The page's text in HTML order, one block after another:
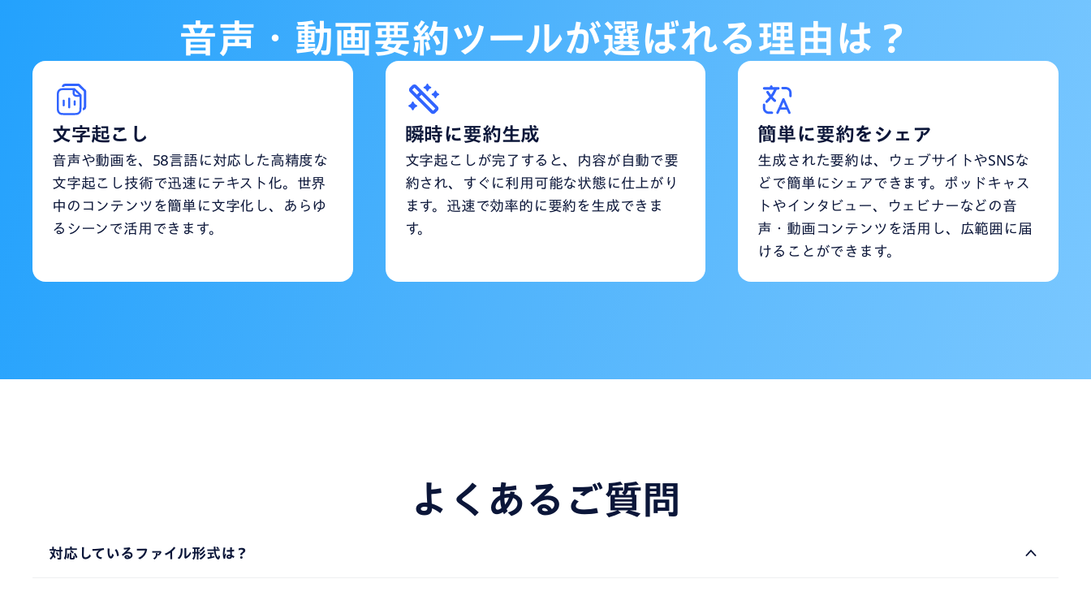
音声・動画要約ツールが選ばれる理由は？
文字起こし
音声や動画を、58言語に対応した高精度な
文字起こし技術で迅速にテキスト化。世界
中のコンテンツを簡単に文字化し、あらゆ
るシーンで活用できます。
瞬時に要約生成
文字起こしが完了すると、内容が自動で要
約され、すぐに利用可能な状態に仕上がり
ます。迅速で効率的に要約を生成できま
す。
簡単に要約をシェア
生成された要約は、ウェブサイトやSNSな
どで簡単にシェアできます。ポッドキャス
トやインタビュー、ウェビナーなどの音
声・動画コンテンツを活用し、広範囲に届
けることができます。
よくあるご質問
対応しているファイル形式は？